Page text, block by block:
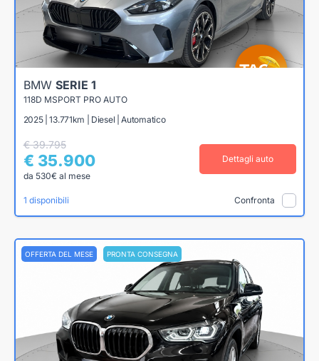
BMW SERIE 1
118D MSPORT PRO AUTO
2025 | 13.771km | Diesel | Automatico
€ 39.795
€ 35.900
da 530€ al mese
Dettagli auto
1 disponibili Confronta
OFFERTA DEL MESE PRONTA CONSEGNA